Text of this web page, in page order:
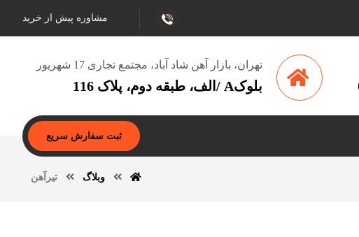
مشاوره پیش از خرید
تهران، بازار آهن شاد آباد، مجتمع تجاری 17 شهریور
بلوکA /الف، طبقه دوم، پلاک 116
ثبت سفارش سریع
وبلاگ تیرآهن